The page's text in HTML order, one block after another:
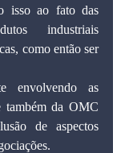
isso ao fato das
industriais
como então ser
envolvendo as
também da OMC
de aspectos